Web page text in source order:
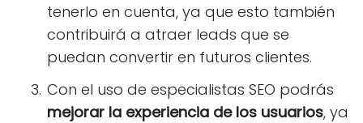
tenerlo en cuenta, ya que esto también
contribuirá a atraer leads que se
puedan convertir en futuros clientes.
Con el uso de especialistas SEO podrás
mejorar la experiencia de los usuarios, ya